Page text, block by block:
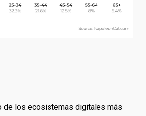
de los ecosistemas digitales más